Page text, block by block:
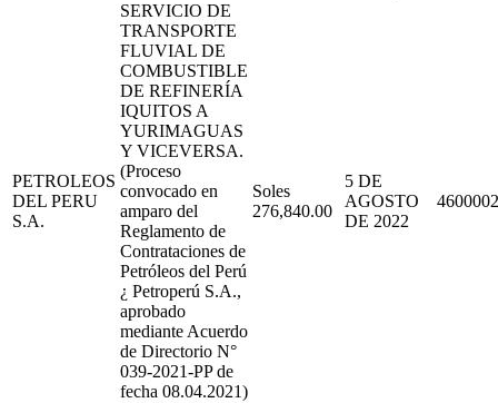
PETROLEOS
DEL PERU
S.A.
SERVICIO DE
TRANSPORTE
FLUVIAL DE
COMBUSTIBLE
DE REFINERÍA
IQUITOS A
YURIMAGUAS
Y VICEVERSA.
(Proceso
convocado en
amparo del
Reglamento de
Contrataciones de
Petróleos del Perú
¿ Petroperú S.A.,
aprobado
mediante Acuerdo
de Directorio N°
039-2021-PP de
fecha 08.04.2021)
Soles
276,840.00
5 DE
AGOSTO
DE 2022